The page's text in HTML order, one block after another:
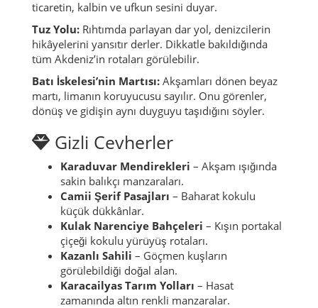
ticaretin, kalbin ve ufkun sesini duyar.
Tuz Yolu: Rıhtımda parlayan dar yol, denizcilerin
hikâyelerini yansıtır derler. Dikkatle bakıldığında
tüm Akdeniz’in rotaları görülebilir.
Batı İskelesi’nin Martısı: Akşamları dönen beyaz
martı, limanın koruyucusu sayılır. Onu görenler,
dönüş ve gidişin aynı duyguyu taşıdığını söyler.
Gizli Cevherler
Karaduvar Mendirekleri – Akşam ışığında
sakin balıkçı manzaraları.
Camii Şerif Pasajları – Baharat kokulu
küçük dükkânlar.
Kulak Narenciye Bahçeleri – Kışın portakal
çiçeği kokulu yürüyüş rotaları.
Kazanlı Sahili – Göçmen kuşların
görülebildiği doğal alan.
Karacailyas Tarım Yolları – Hasat
zamanında altın renkli manzaralar.